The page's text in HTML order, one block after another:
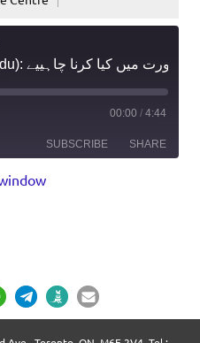
00:00 / 4:44
SUBSCRIBE SHARE